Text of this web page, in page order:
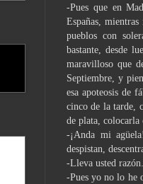
-Pues que en
Españas,
pueblos con
bastante, desde
maravilloso que
Septiembre, y
esa apoteosis de
cinco de la tarde,
de plata, colocarla
-¡Anda mi
despistan,
-Lleva usted
-Pues yo no lo he